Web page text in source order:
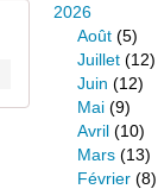
2026
Août (5)
Juillet (12)
Juin (12)
Mai (9)
Avril (10)
Mars (13)
Février (8)